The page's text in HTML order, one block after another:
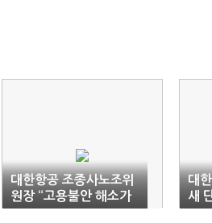
대한항공 조종사노조위
원장 “고용불안 해소가
진짜 통합”
대
새
았